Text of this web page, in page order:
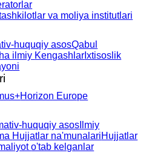
va moliya institutlari
huquqiy asosQabul
ilmiy Kengashlar Ixtisoslik
Horizon Europe
huquqiy asos Ilmiy
Hujjatlar na'munalariHujjatlar
o'tab kelganlar